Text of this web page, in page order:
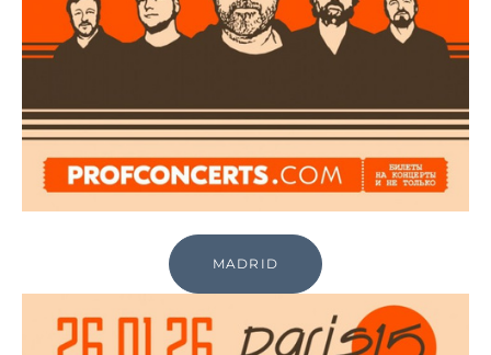
MADRID